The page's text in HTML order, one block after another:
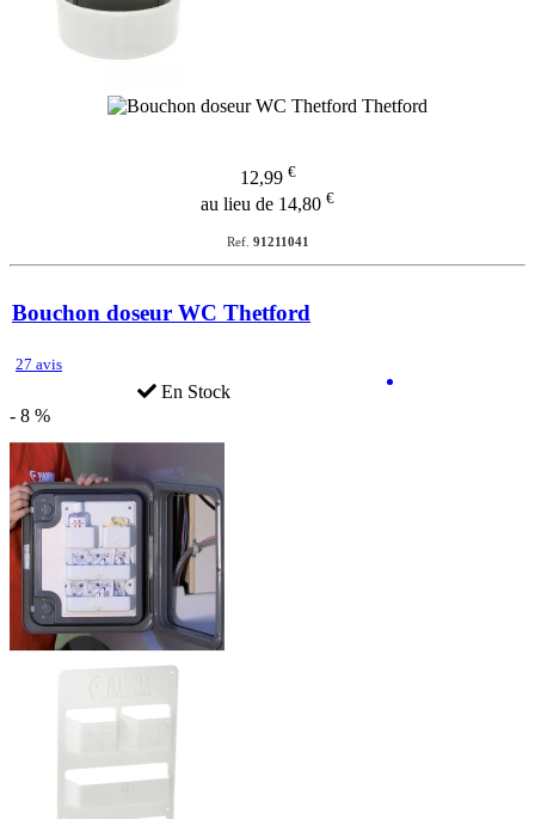
12,99 €
au lieu de 14,80 €
Ref. 91211041
Bouchon doseur WC Thetford
27 avis
En Stock
- 8 %